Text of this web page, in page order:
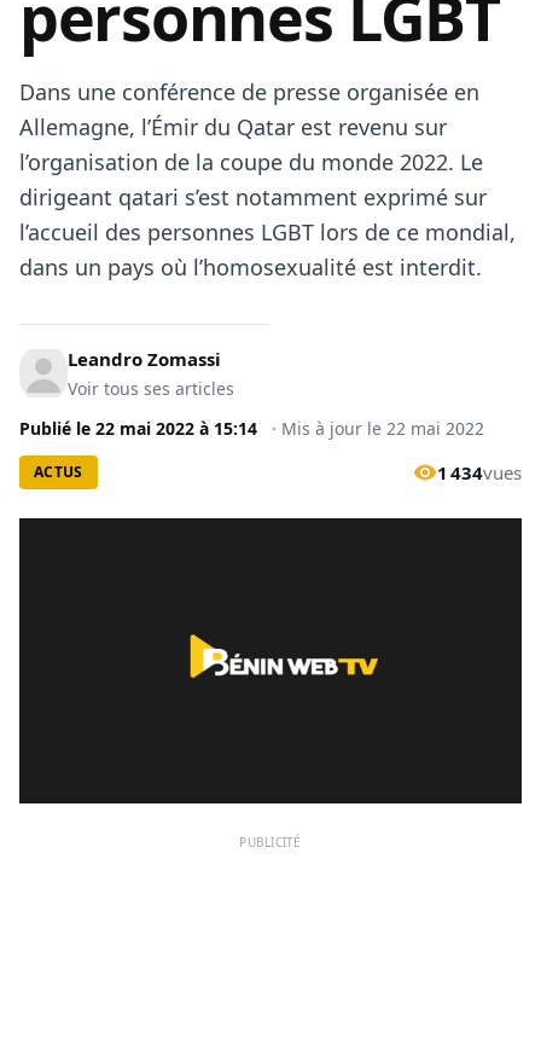
Dans une conférence de presse organisée en
Allemagne, l’Émir du Qatar est revenu sur
l’organisation de la coupe du monde 2022. Le
dirigeant qatari s’est notamment exprimé sur
l’accueil des personnes LGBT lors de ce mondial,
dans un pays où l’homosexualité est interdit.
Leandro Zomassi
Voir tous ses articles
Publié le 22 mai 2022 à 15:14 · Mis à jour le 22 mai 2022
ACTUS 1 434vues
PUBLICITÉ